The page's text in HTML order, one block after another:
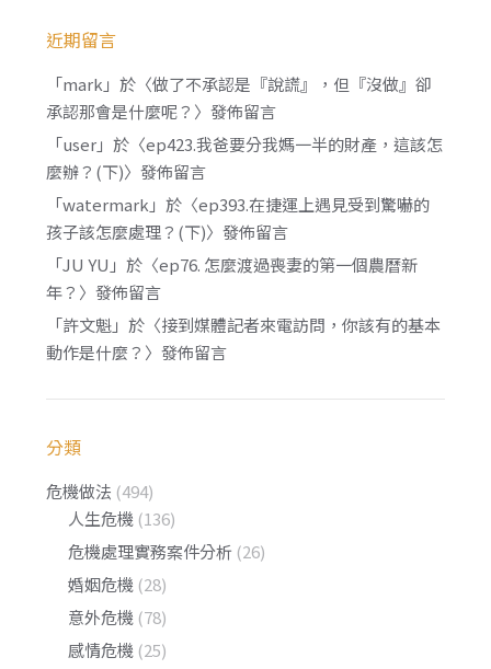
近期留言
「mark 」於〈做了不承認是『說謊』，但『沒做』卻
承認那會是什麼呢？ 〉發佈留言
「user」於〈ep423.我爸要分我媽一半的財產，這該怎
麼辦？(下)〉發佈留言
「watermark 」於〈ep393.在捷運上遇見受到驚嚇的
孩子該怎麼處理？(下)〉發佈留言
「JU YU 」於〈ep76. 怎麼渡過喪妻的第一個農曆新
年？ 〉發佈留言
「許文魁」於〈接到媒體記者來電訪問，你該有的基本
動作是什麼？ 〉發佈留言
分類
危機做法 (494)
人生危機 (136)
危機處理實務案件分析 (26)
婚姻危機 (28)
意外危機 (78)
感情危機 (25)